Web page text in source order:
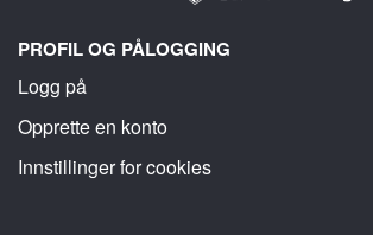
PROFIL OG PÅLOGGING
Logg på
Opprette en konto
Innstillinger for cookies